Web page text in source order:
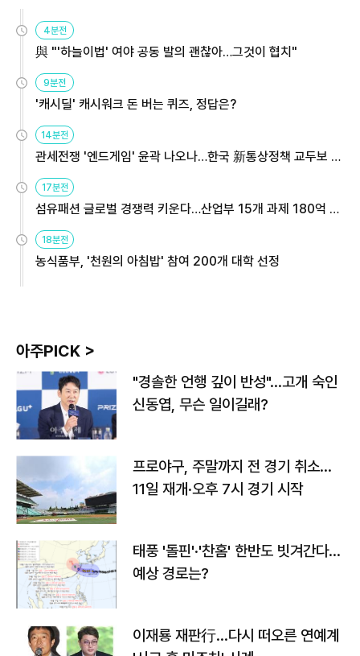
4분전
與 "'하늘이법' 여야 공동 발의 괜찮아…그것이 협치"
9분전
'캐시딜' 캐시워크 돈 버는 퀴즈, 정답은?
14분전
관세전쟁 '엔드게임' 윤곽 나오나…한국 新통상정책 교두보 활
용해야
17분전
섬유패션 글로벌 경쟁력 키운다…산업부 15개 과제 180억 지
원
18분전
농식품부, '천원의 아침밥' 참여 200개 대학 선정
아주PICK >
"경솔한 언행 깊이 반성"…고개 숙인
신동엽, 무슨 일이길래?
프로야구, 주말까지 전 경기 취소…
11일 재개·오후 7시 경기 시작
태풍 '돌핀'·'찬홈' 한반도 빗겨간다…
예상 경로는?
이재룡 재판行…다시 떠오른 연예계